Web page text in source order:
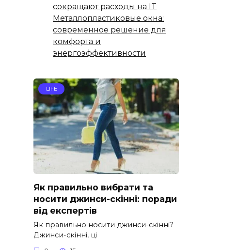
сокращают расходы на IT
Металлопластиковые окна:
современное решение для
комфорта и
энергоэффективности
LIFE
Як правильно вибрати та
носити джинси-скінні: поради
від експертів
Як правильно носити джинси-скінні?
Джинси-скінні, ці